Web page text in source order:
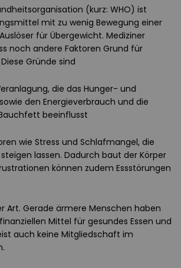
(kurz: WHO) ist
mit zu wenig Bewegung einer
für Übergewicht. Mediziner
noch andere Faktoren Grund für
Gründe sind
die das Hunger- und
den Energieverbrauch und die
beeinflusst
wie Stress und Schlafmangel, die
lassen. Dadurch baut der Körper
können zudem Essstörungen
Art. Gerade ärmere Menschen haben
Mittel für gesundes Essen und
auch keine Mitgliedschaft im